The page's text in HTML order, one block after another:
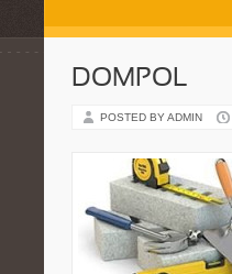
DOMPOL
POSTED BY ADMIN